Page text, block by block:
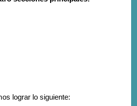
lograr lo siguiente: